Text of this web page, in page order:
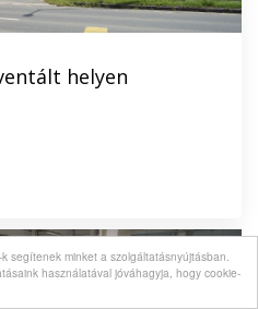
segítenek minket a szolgáltatásnyújtásban.
használatával jóváhagyja, hogy cookie-
helyen